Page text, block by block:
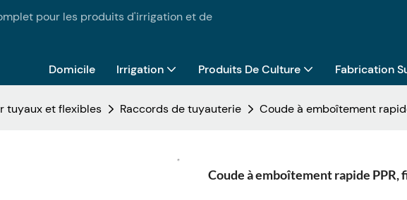
pour les produits d'irrigation et de
Domicile Irrigation Produits De Culture Fabrication
tuyaux et flexibles Raccords de tuyauterie Coude à emboîtement
Coude à emboîtement rapide PPR,